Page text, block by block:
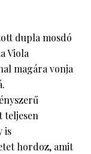
dupla mosdó
Viola
magára vonja
teljesen
is
hordoz, amit